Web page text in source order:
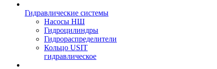
Гидравлические системы
Насосы НШ
Гидроцилиндры
Гидрораспределители
Кольцо USIT
гидравлическое